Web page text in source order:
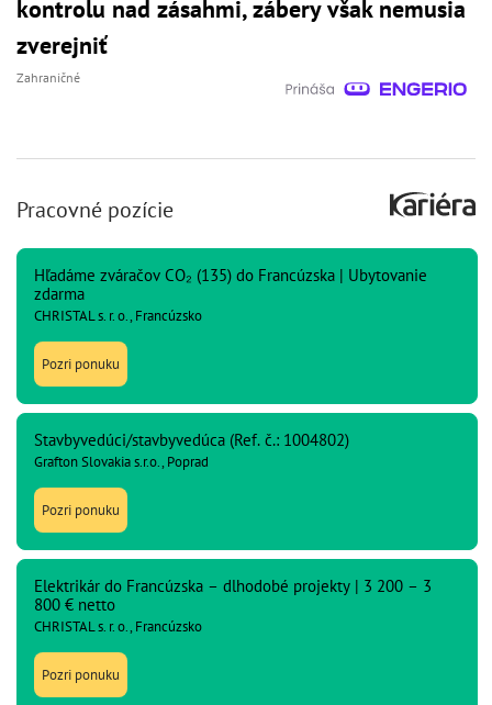
kontrolu nad zásahmi, zábery však nemusia
zverejniť
Zahraničné
Pracovné pozície
Hľadáme zváračov CO₂ (135) do Francúzska | Ubytovanie
zdarma
CHRISTAL s. r. o., Francúzsko
Pozri ponuku
Stavbyvedúci/stavbyvedúca (Ref. č.: 1004802)
Grafton Slovakia s.r.o., Poprad
Pozri ponuku
Elektrikár do Francúzska – dlhodobé projekty | 3 200 – 3
800 € netto
CHRISTAL s. r. o., Francúzsko
Pozri ponuku